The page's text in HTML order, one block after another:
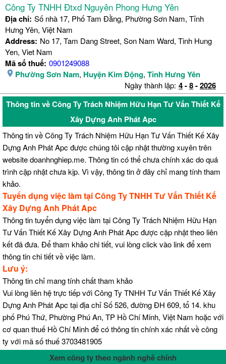
Công Ty TNHH Đtxd Nguyên Phong Hưng Yên
Địa chỉ: Số nhà 17, Phố Tam Đằng, Phường Sơn Nam, Tỉnh
Hưng Yên, Việt Nam
Address: No 17, Tam Dang Street, Son Nam Ward, Tinh Hung
Yen, Viet Nam
Mã số thuế: 0901249088
Phường Sơn Nam, Huyện Kim Động, Tỉnh Hưng Yên
Ngày thành lập: 4-8-2026
Thông tin về Công Ty Trách Nhiệm Hữu Hạn Tư Vấn Thiết Kế
Xây Dựng Anh Phát Apc
Thông tin về Công Ty Trách Nhiệm Hữu Hạn Tư Vấn Thiết Kế Xây
Dựng Anh Phát Apc được chúng tôi cập nhật thường xuyên trên
website doanhnghiep.me. Thông tin có thể chưa chính xác do quá
trình cập nhật chưa kịp. Vì vậy, thông tin ở đây chỉ mang tính tham
khảo.
Tuyển dụng việc làm tại Công Ty TNHH Tư Vấn Thiết Kế
Xây Dựng Anh Phát Apc
Thông tin tuyển dụng việc làm tại Công Ty Trách Nhiệm Hữu Hạn
Tư Vấn Thiết Kế Xây Dựng Anh Phát Apc được cập nhật theo liên
kết đã đưa. Để tham khảo chi tiết, vui lòng click vào link để xem
thông tin chi tiết về việc làm.
Lưu ý:
Thông tin chỉ mang tính chất tham khảo
Vui lòng liên hệ trực tiếp với Công Ty TNHH Tư Vấn Thiết Kế Xây
Dựng Anh Phát Apc tại địa chỉ Số 526, đường ĐH 609, tổ 14. khu
phố Phú Thứ, Phường Phú An, TP Hồ Chí Minh, Việt Nam hoặc với
cơ quan thuế Hồ Chí Minh để có thông tin chính xác nhất về công
ty với mã số thuế 3703481905
Xem công ty theo ngành nghề chính